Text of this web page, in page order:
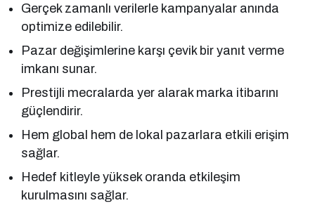
Gerçek zamanlı verilerle kampanyalar anında
optimize edilebilir.
Pazar değişimlerine karşı çevik bir yanıt verme
imkanı sunar.
Prestijli mecralarda yer alarak marka itibarını
güçlendirir.
Hem global hem de lokal pazarlara etkili erişim
sağlar.
Hedef kitleyle yüksek oranda etkileşim
kurulmasını sağlar.